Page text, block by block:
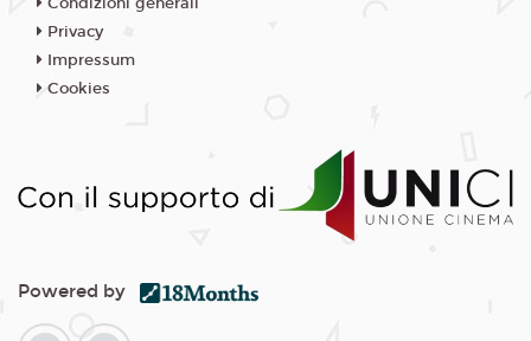
Privacy
Impressum
Cookies
Powered by